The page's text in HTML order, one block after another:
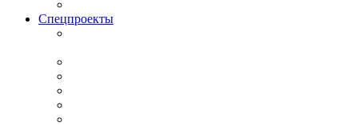
Спецпроекты